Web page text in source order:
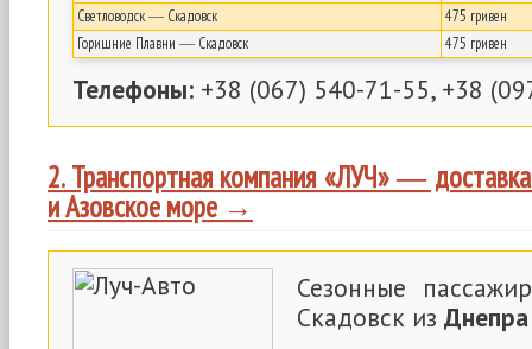
Светловодск ― Скадовск
475 гривен
Горишние Плавни ― Скадовск
475 гривен
Телефоны: +38 (067) 540-71-55, +38
2. Транспортная компания «ЛУЧ» ―
и Азовское море →
Сезонные
Скадовск из